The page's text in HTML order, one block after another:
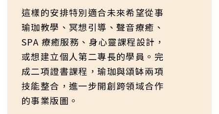
這樣的安排特別適合未來希望從事
瑜珈教學、冥想引導、聲音療癒、
SPA 療癒服務、身心靈課程設計，
或想建立個人第二專長的學員。完
成二項證書課程，瑜珈與頌缽兩項
技能整合，進一步開創跨領域合作
的事業版圖。